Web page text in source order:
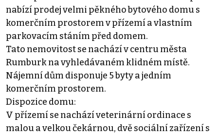
nabízí prodej velmi pěkného bytového domu s
komerčním prostorem v přízemí a vlastním
parkovacím stáním před domem.
Tato nemovitost se nachází v centru města
Rumburk na vyhledávaném klidném místě.
Nájemní dům disponuje 5 byty a jedním
komerčním prostorem.
Dispozice domu:
V přízemí se nachází veterinární ordinace s
malou a velkou čekárnou, dvě sociální zařízení s